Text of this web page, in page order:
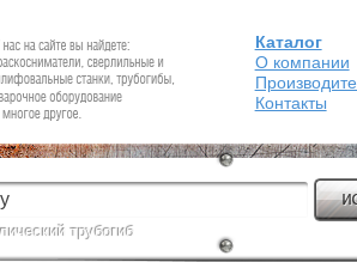
для обработки
Каталог
О компании
Контакты
трубогиб